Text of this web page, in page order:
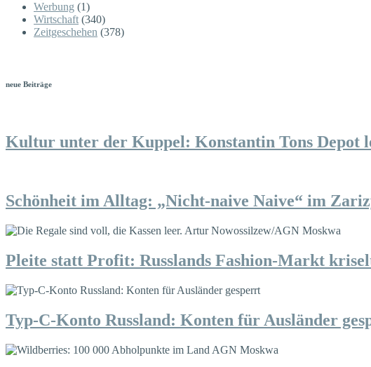
Werbung (1)
Wirtschaft (340)
Zeitgeschehen (378)
neue Beiträge
Kultur unter der Kuppel: Konstantin Tons Depot
Schönheit im Alltag: „Nicht-naive Naive“ im
Pleite statt Profit: Russlands Fashion-Markt
Typ-C-Konto Russland: Konten für Ausländer